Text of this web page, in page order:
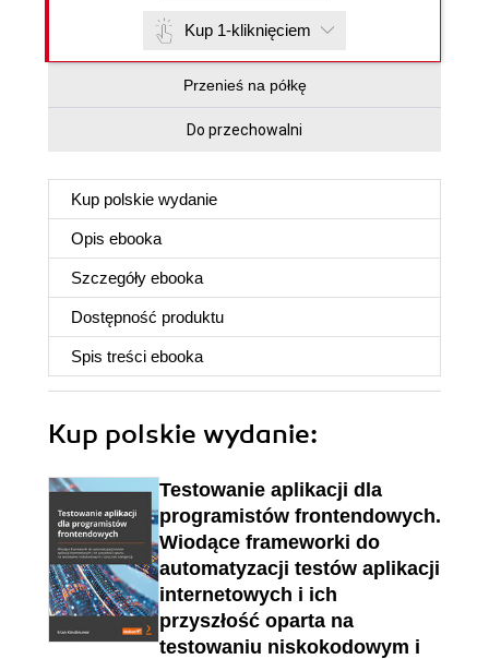
Kup 1-kliknięciem
Przenieś na półkę
Do przechowalni
Kup polskie wydanie
Opis ebooka
Szczegóły ebooka
Dostępność produktu
Spis treści ebooka
Kup polskie wydanie:
Testowanie aplikacji dla
programistów frontendowych.
Wiodące frameworki do
automatyzacji testów aplikacji
internetowych i ich
przyszłość oparta na
testowaniu niskokodowym i